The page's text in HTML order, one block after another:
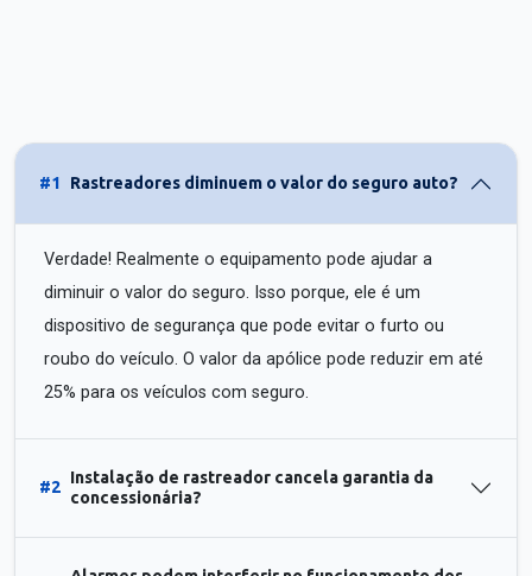
#1 Rastreadores diminuem o valor do seguro auto?
Verdade! Realmente o equipamento pode ajudar a
diminuir o valor do seguro. Isso porque, ele é um
dispositivo de segurança que pode evitar o furto ou
roubo do veículo. O valor da apólice pode reduzir em até
25% para os veículos com seguro.
#2
Instalação de rastreador cancela garantia da
concessionária?